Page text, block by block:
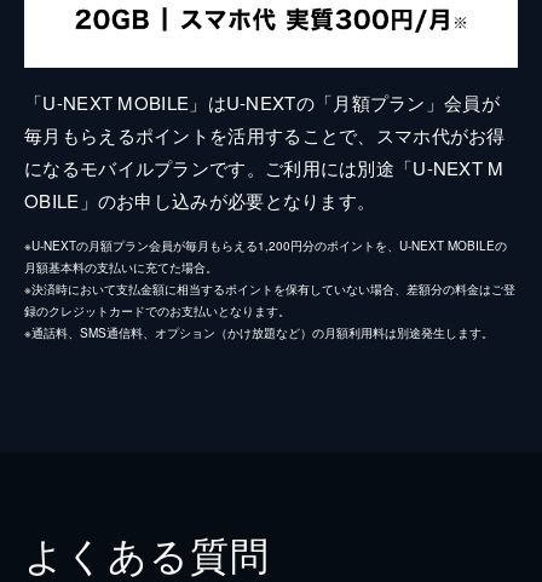
「U-NEXT MOBILE」はU-NEXTの「月額プラン」会員が
毎月もらえるポイントを活用することで、スマホ代がお得
になるモバイルプランです。ご利用には別途「U-NEXT M
OBILE」のお申し込みが必要となります。
※U-NEXTの月額プラン会員が毎月もらえる1,200円分のポイントを、U-NEXT MOBILEの
月額基本料の支払いに充てた場合。
※決済時において支払金額に相当するポイントを保有していない場合、差額分の料金はご登
録のクレジットカードでのお支払いとなります。
※通話料、SMS通信料、オプション（かけ放題など）の月額利用料は別途発生します。
よくある質問